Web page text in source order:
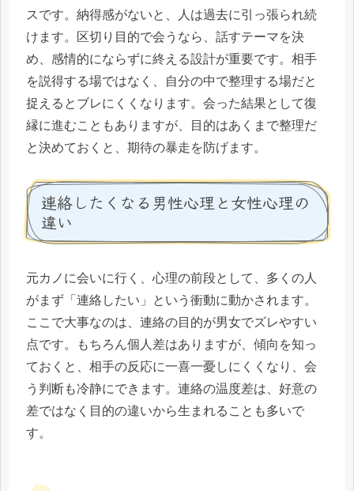
スです。納得感がないと、人は過去に引っ張られ続
けます。区切り目的で会うなら、話すテーマを決
め、感情的にならずに終える設計が重要です。相手
を説得する場ではなく、自分の中で整理する場だと
捉えるとブレにくくなります。会った結果として復
縁に進むこともありますが、目的はあくまで整理だ
と決めておくと、期待の暴走を防げます。
連絡したくなる男性心理と女性心理の
違い
元カノに会いに行く、心理の前段として、多くの人
がまず「連絡したい」という衝動に動かされます。
ここで大事なのは、連絡の目的が男女でズレやすい
点です。もちろん個人差はありますが、傾向を知っ
ておくと、相手の反応に一喜一憂しにくくなり、会
う判断も冷静にできます。連絡の温度差は、好意の
差ではなく目的の違いから生まれることも多いで
す。